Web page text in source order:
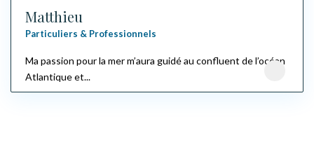
Matthieu
Particuliers & Professionnels
Ma passion pour la mer m’aura guidé au confluent de l’océan
Atlantique et...